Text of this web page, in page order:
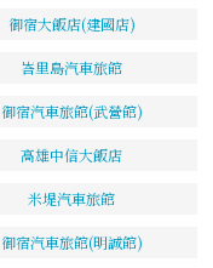
御宿大飯店(建國店)
峇里島汽車旅館
御宿汽車旅館(武營館)
高雄中信大飯店
米堤汽車旅館
御宿汽車旅館(明誠館)